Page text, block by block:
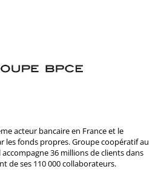
acteur bancaire en France et le
les fonds propres. Groupe coopératif au
accompagne 36 millions de clients dans
de ses 110 000 collaborateurs.